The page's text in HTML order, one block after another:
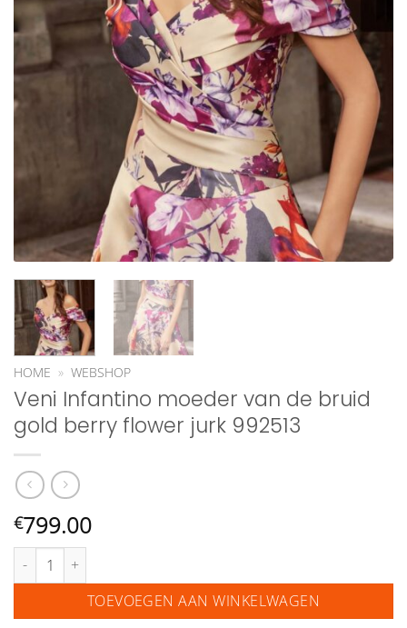
HOME » WEBSHOP
Veni Infantino moeder van de bruid
gold berry flower jurk 992513
€799.00
Veni Infantino moeder van de bruid gold berry flower jurk 992513
TOEVOEGEN AAN WINKELWAGEN